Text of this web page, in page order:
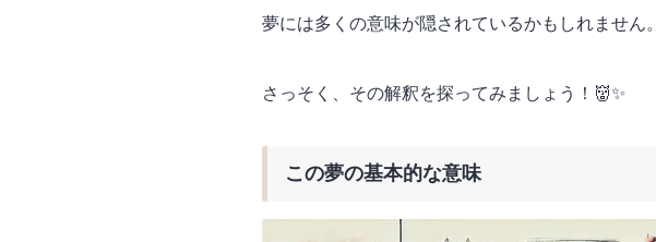
夢には多くの意味が隠されているかもしれません。
さっそく、その解釈を探ってみましょう！👹✨
この夢の基本的な意味